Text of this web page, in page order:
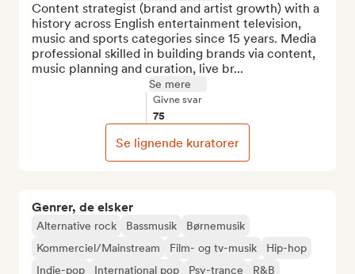
Genrer, de elsker
Alternative rock Bassmusik
Børnemusik
Kommerciel/Mainstream
Film- og tv-musik
Hip-hop
Indie-pop
International pop Psy-trance R&B
Content strategist (brand and artist growth) with a
history across English entertainment television,
music and sports categories since 15 years. Media
professional skilled in building brands via content,
music planning and curation, live br...
Se mere
Givne svar
75
Se lignende kuratorer